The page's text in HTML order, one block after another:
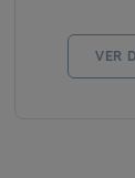
VER